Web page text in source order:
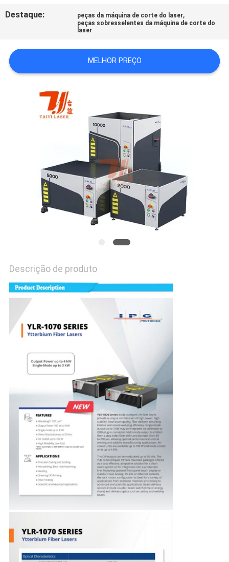
POLICY
Destaque: peças da máquina de corte do laser,
peças sobresselentes da máquina de corte do
laser
MELHOR PREÇO
Descrição de produto